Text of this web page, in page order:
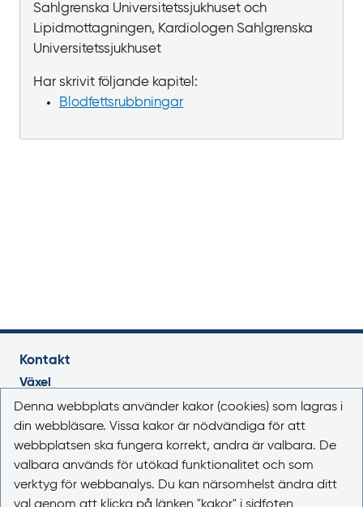
Sahlgrenska Universitetssjukhuset och
Lipidmottagningen, Kardiologen Sahlgrenska
Universitetssjukhuset
Har skrivit följande kapitel:
Blodfetts­rubbningar
Kontakt
Växel
018-17 46 00
Vardagar 08.00-16.30
E-post
registrator@lakemedelsverket.se
Denna webbplats använder kakor (cookies) som lagras i
din webbläsare. Vissa kakor är nödvändiga för att
webbplatsen ska fungera korrekt, andra är valbara. De
valbara används för utökad funktionalitet och som
verktyg för webbanalys. Du kan närsomhelst ändra ditt